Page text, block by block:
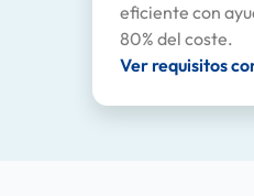
eficiente con
80% del coste.
Ver requisitos